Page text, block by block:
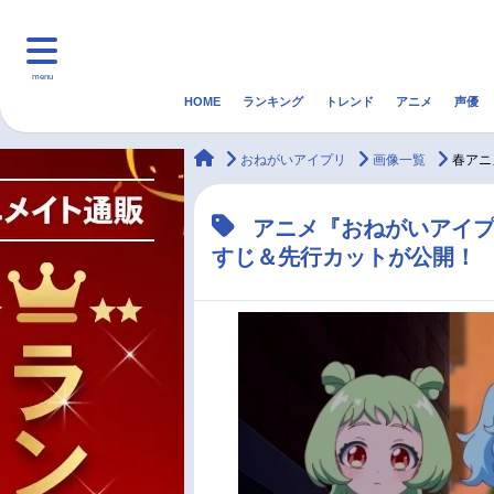
menu
マンガ・ラノベ ゲーム・アプリ 音楽
声優記事一覧
HOME ランキング トレンド アニメ 声優
animateTimes
おねがいアイプリ 画像一覧 春ア
アニメ『おねがいアイ
すじ＆先行カットが公開！